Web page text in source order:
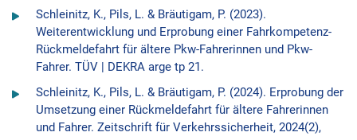
Schleinitz, K., Pils, L. & Bräutigam, P. (2023).
Weiterentwicklung und Erprobung einer Fahrkompetenz-
Rückmeldefahrt für ältere Pkw-Fahrerinnen und Pkw-
Fahrer. TÜV | DEKRA arge tp 21.
Schleinitz, K., Pils, L. & Bräutigam, P. (2024). Erprobung der
Umsetzung einer Rückmeldefahrt für ältere Fahrerinnen
und Fahrer. Zeitschrift für Verkehrssicherheit, 2024(2),